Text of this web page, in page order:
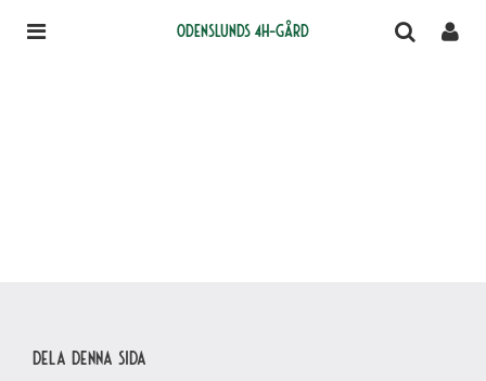
Odenslunds 4H-gård
Dela denna sida